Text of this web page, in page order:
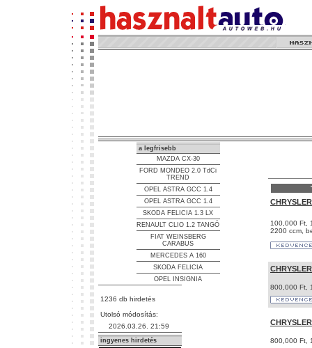
a legfrisebb
MAZDA CX-30
FORD MONDEO 2.0 TdCi
TREND
OPEL ASTRA GCC 1.4
OPEL ASTRA GCC 1.4
SKODA FELICIA 1.3 LX
RENAULT CLIO 1.2 TANGÓ
FIAT WEINSBERG
CARABUS
MERCEDES A 160
SKODA FELICIA
OPEL INSIGNIA
1236 db hirdetés
Utolsó módosítás:
2026.03.26. 21:59
ingyenes hirdetés
CHRYSLER
100,000 Ft,
2200 ccm,
800,000 Ft,
800,000 Ft,